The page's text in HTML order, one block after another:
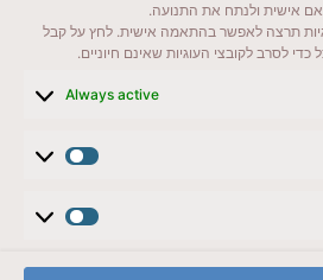
אישית ולנתח את התנועה.
תרצה לאפשר בהתאמה אישית. לחץ על קבל
לסרב לקובצי העוגיות שאינם חיוניים.
Always active